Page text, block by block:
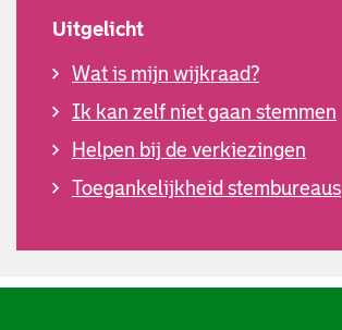
Uitgelicht
Wat is mijn wijkraad?
Ik kan zelf niet gaan stemmen
Helpen bij de verkiezingen
Toegankelijkheid stembureaus